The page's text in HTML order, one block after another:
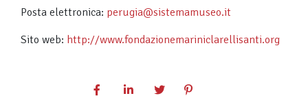
Posta elettronica: perugia@sistemamuseo.it
Sito web: http://www.fondazionemariniclarellisanti.org